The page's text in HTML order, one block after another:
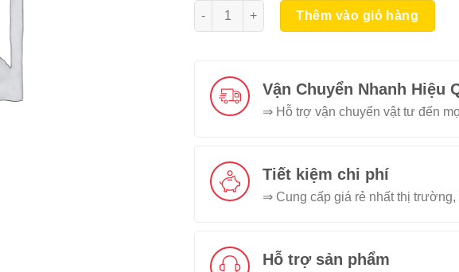
Dulux Easyclean Lau Chùi Hiệu Quả A991B 1L
Thêm vào giỏ hàng
Vận Chuyển Nhanh Hiệu
⇒ Hỗ trợ vận chuyển vật tư đến
Tiết kiệm chi phí
⇒ Cung cấp giá rẻ nhất thị trường,
Hỗ trợ sản phẩm